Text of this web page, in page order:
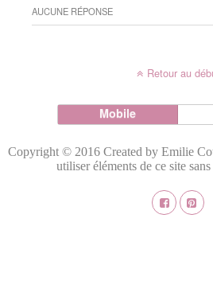
AUCUNE RÉPONSE
Retour au
Mobile
Copyright © 2016 Created by Emilie
utiliser éléments de ce site